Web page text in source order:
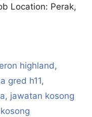
Location: Perak,
highland,
gred h11,
, jawatan kosong